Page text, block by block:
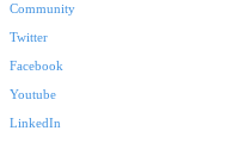
Community
Twitter
Facebook
Youtube
LinkedIn